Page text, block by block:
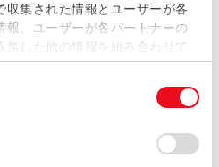
集された情報とユーザーが各
報、ユーザーが各パートナーの
集した他の情報を組み合わせて
ウェブサイトの使用を続行する
ッキー)が保存されることに同
クッキー)のオプトアウト、
この販売店のウェブサイトはこちら